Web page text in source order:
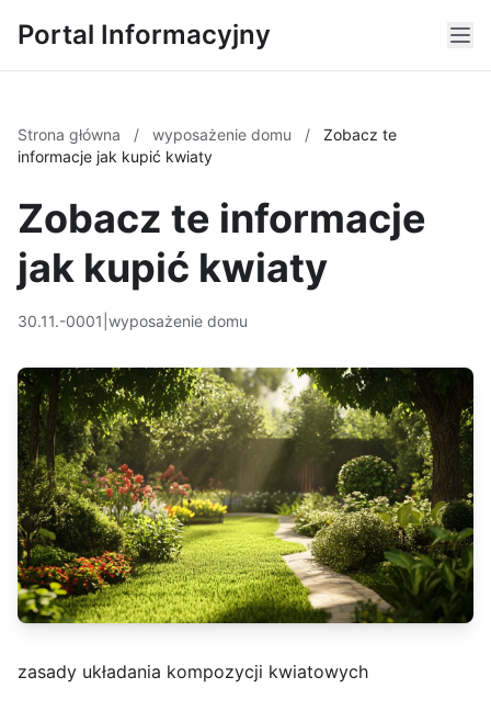
Portal Informacyjny
Strona główna / wyposażenie domu /
Zobacz te
informacje jak kupić kwiaty
Zobacz te informacje
jak kupić kwiaty
30.11.-0001 wyposażenie domu
zasady układania kompozycji kwiatowych